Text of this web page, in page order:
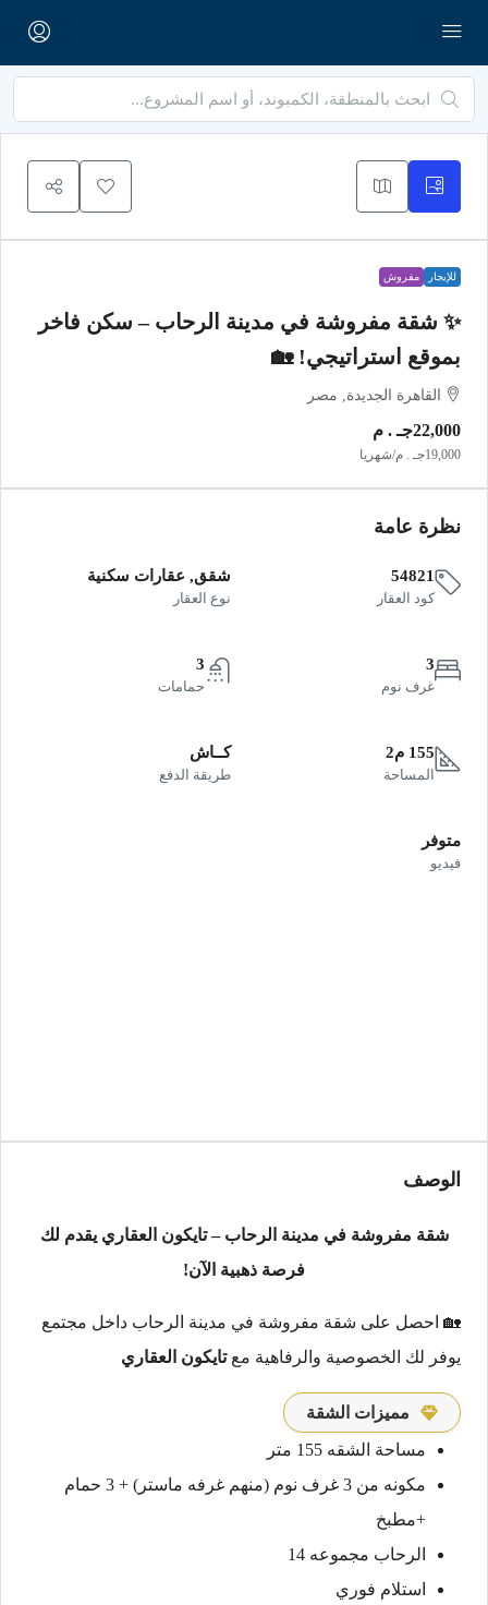
للإيجار مفروش
✨ شقة مفروشة في مدينة الرحاب – سكن فاخر
بموقع استراتيجي! 🏡
القاهرة الجديدة, مصر
22,000جـ . م
19,000جـ . م /شهريا
نظرة عامة
54821
كود العقار
شقق, عقارات سكنية
نوع العقار
3
غرف نوم
3
حمامات
155 م2
المساحة
كــاش
طريقة الدفع
متوفر
فيديو
الوصف
شقة مفروشة في مدينة الرحاب – تايكون العقاري يقدم لك
فرصة ذهبية الآن!
🏡 احصل على شقة مفروشة في مدينة الرحاب داخل مجتمع
يوفر لك الخصوصية والرفاهية معتايكون العقاري
مميزات الشقة
مساحة الشقه 155 متر
مكونه من 3 غرف نوم (منهم غرفه ماستر) + 3 حمام
+مطبخ
الرحاب مجموعه 14
استلام فوري